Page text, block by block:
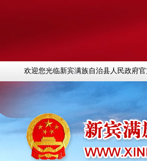
欢迎您光临新宾满族自治县人民政府